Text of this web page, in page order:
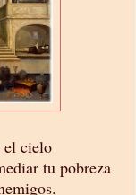
el cielo
tu pobreza